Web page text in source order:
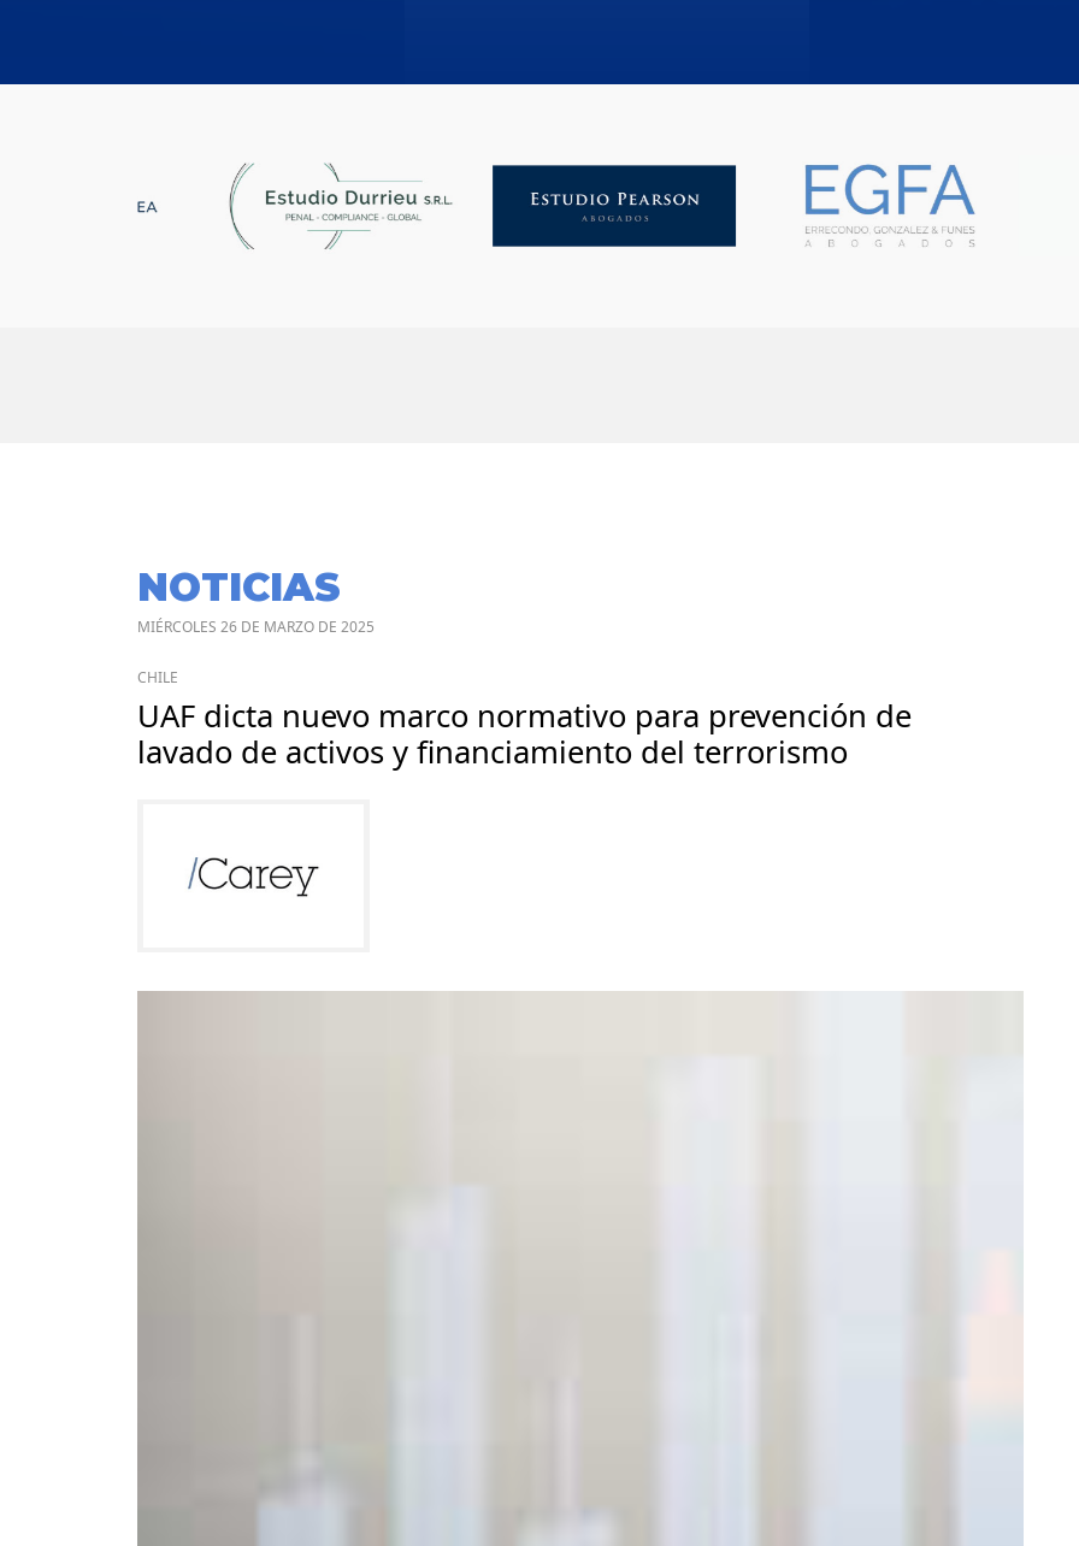
NOTICIAS
MIÉRCOLES 26 DE MARZO DE 2025
CHILE
UAF dicta nuevo marco normativo para prevención de
lavado de activos y financiamiento del terrorismo